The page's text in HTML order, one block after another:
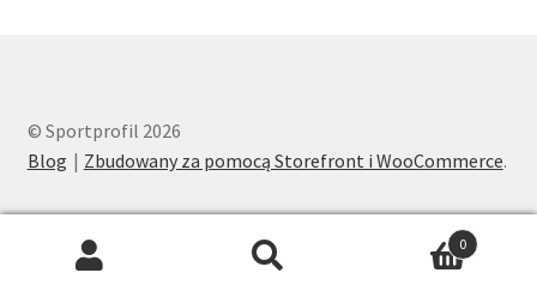
© Sportprofil 2026
Blog
Zbudowany za pomocą Storefront i WooCommerce.
0